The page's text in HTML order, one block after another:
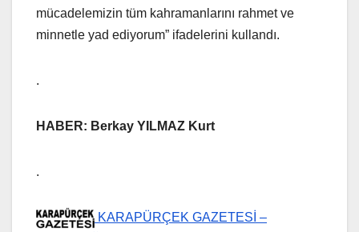
mücadelemizin tüm kahramanlarını rahmet ve
minnetle yad ediyorum” ifadelerini kullandı.
.
HABER: Berkay YILMAZ Kurt
.
KARAPÜRÇEK GAZETESİ –